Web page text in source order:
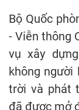
Bộ Quốc
- Viễn thông
vụ xây
không người
trời và phát
đã được mở